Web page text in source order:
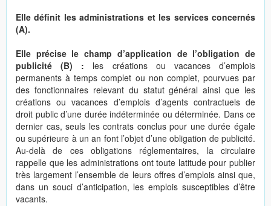
Elle définit les administrations et les services concernés
(A).
Elle précise le champ d’application de l’obligation de
publicité (B) : les créations ou vacances d’emplois
permanents à temps complet ou non complet, pourvues par
des fonctionnaires relevant du statut général ainsi que les
créations ou vacances d’emplois d’agents contractuels de
droit public d’une durée indéterminée ou déterminée. Dans ce
dernier cas, seuls les contrats conclus pour une durée égale
ou supérieure à un an font l’objet d’une obligation de publicité.
Au-delà de ces obligations réglementaires, la circulaire
rappelle que les administrations ont toute latitude pour publier
très largement l’ensemble de leurs offres d’emplois ainsi que,
dans un souci d’anticipation, les emplois susceptibles d’être
vacants.